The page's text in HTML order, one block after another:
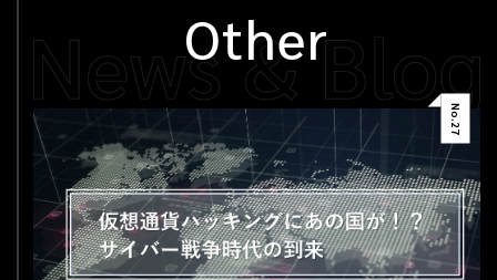
Other
No.
27